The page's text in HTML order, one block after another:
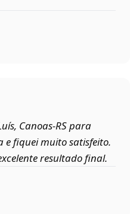
Canoas‑RS para
fiquei muito satisfeito.
resultado final.